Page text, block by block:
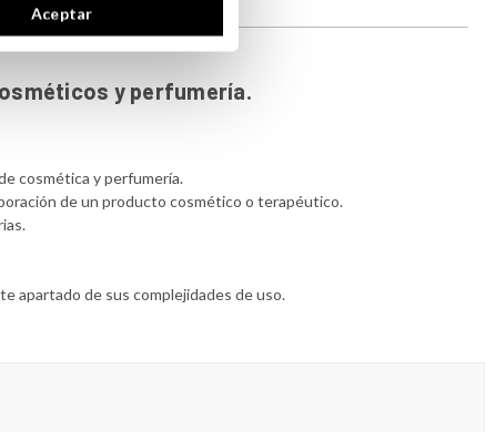
y perfumería.
cosmética y perfumería.
de un producto cosmético o terapéutico.
apartado de sus complejidades de uso.
Aceptar